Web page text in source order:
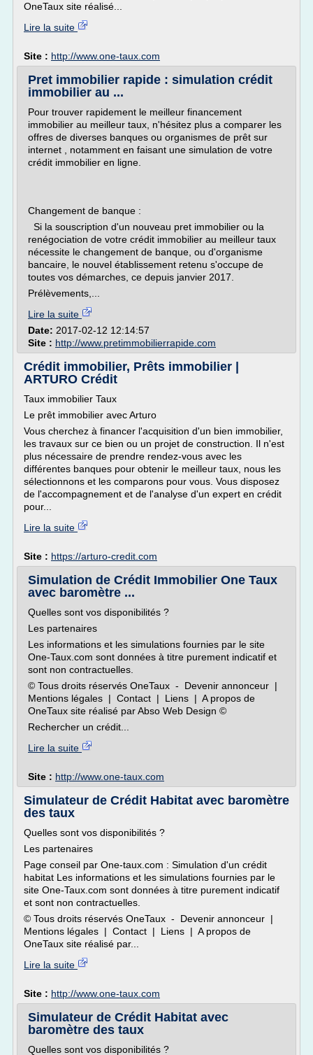
OneTaux site réalisé...
Lire la suite
Site : http://www.one-taux.com
Pret immobilier rapide : simulation crédit
immobilier au ...
Pour trouver rapidement le meilleur financement
immobilier au meilleur taux, n'hésitez plus a comparer les
offres de diverses banques ou organismes de prêt sur
internet , notamment en faisant une simulation de votre
crédit immobilier en ligne.
Changement de banque :
Si la souscription d'un nouveau pret immobilier ou la
renégociation de votre crédit immobilier au meilleur taux
nécessite le changement de banque, ou d'organisme
bancaire, le nouvel établissement retenu s'occupe de
toutes vos démarches, ce depuis janvier 2017.
Prélèvements,...
Lire la suite
Date: 2017-02-12 12:14:57
Site : http://www.pretimmobilierrapide.com
Crédit immobilier, Prêts immobilier |
ARTURO Crédit
Taux immobilier Taux
Le prêt immobilier avec Arturo
Vous cherchez à financer l'acquisition d'un bien immobilier,
les travaux sur ce bien ou un projet de construction. Il n'est
plus nécessaire de prendre rendez-vous avec les
différentes banques pour obtenir le meilleur taux, nous les
sélectionnons et les comparons pour vous. Vous disposez
de l'accompagnement et de l'analyse d'un expert en crédit
pour...
Lire la suite
Site : https://arturo-credit.com
Simulation de Crédit Immobilier One Taux
avec baromètre ...
Quelles sont vos disponibilités ?
Les partenaires
Les informations et les simulations fournies par le site
One-Taux.com sont données à titre purement indicatif et
sont non contractuelles.
© Tous droits réservés OneTaux - Devenir annonceur |
Mentions légales | Contact | Liens | A propos de
OneTaux site réalisé par Abso Web Design ©
Rechercher un crédit...
Lire la suite
Site : http://www.one-taux.com
Simulateur de Crédit Habitat avec baromètre
des taux
Quelles sont vos disponibilités ?
Les partenaires
Page conseil par One-taux.com : Simulation d'un crédit
habitat Les informations et les simulations fournies par le
site One-Taux.com sont données à titre purement indicatif
et sont non contractuelles.
© Tous droits réservés OneTaux - Devenir annonceur |
Mentions légales | Contact | Liens | A propos de
OneTaux site réalisé par...
Lire la suite
Site : http://www.one-taux.com
Simulateur de Crédit Habitat avec
baromètre des taux
Quelles sont vos disponibilités ?